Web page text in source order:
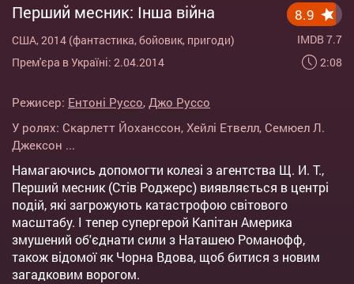
Перший месник: Інша війна
США, 2014 (фантастика, бойовик, пригоди)
Прем'єра в Україні: 2.04.2014
8.9
IMDB 7.7
2:08
Режисер: Ентоні Руссо, Джо Руссо
У ролях: Скарлетт Йоханссон, Хейлі Етвелл, Семюел Л.
Джексон ...
Намагаючись допомогти колезі з агентства Щ. И. Т.,
Перший месник (Стів Роджерс) виявляється в центрі
подій, які загрожують катастрофою світового
масштабу. І тепер супергерой Капітан Америка
змушений об'єднати сили з Наташею Романофф,
також відомої як Чорна Вдова, щоб битися з новим
загадковим ворогом.